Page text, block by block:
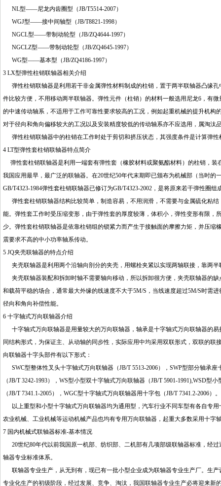
NL型——尼龙内齿圈型（JB/T5514-2007）
WGJ型——接中间轴型（JB/T8821-1998）
NGCL型——带制动轮型（JB/ZQ4644-1997）
NGCLZ型——带制动轮型（JB/ZQ4645-1997）
WG型——基本型（JB/ZQ4186-1997）
3 LX型弹性柱销联轴器相关介绍
弹性柱销联轴器是利用若干非金属弹性材料制成的柱销，置于两半联轴器凸缘
件比较方便，不用移动两半联轴器。弹性元件（柱销）的材料一般选用尼龙6，有
的中速传动轴系，不适用于工作可靠性要求较高的工况，例如起重机械的提升机
对于径向和角向偏移较大的工况以及安装精度较低的传动轴系亦不应选用，属淘汰
弹性柱销联轴器中的柱销在工作时处于剪切和挤压状态，其强度条件是计算弹
4 LT型弹性套柱销联轴器特点简介
弹性套柱销联轴器是利用一端套有弹性套（橡胶材料或聚氨酯材料）的柱销，
我国应用最早，最广泛的联轴器。在20世纪50年代末期即已颁布为机械部（当时
GB/T4323-1984弹性套柱销联轴器已修订为GB/T4323-2002，是将原来若干弹性圈
弹性套柱销联轴器结构比较简单，制造容易，不用润滑，不需要与金属硫化粘
能。弹性套工作时受压缩变形，由于弹性套的厚度较薄，体积小，弹性变形有限
少。弹性套柱销联轴器是依靠柱销组的锁紧力而产生于接触面的摩擦力矩，并压
震要求不高的中小功率轴系传动。
5 JQ夹壳联轴器的特点介绍
夹壳联轴器是利用两个沿轴向剖分的夹壳，用螺栓夹紧以实现两轴联接，靠两
夹壳联轴器装配和拆卸时轴不需要轴向移动，所以拆卸很方便，夹壳联轴器的
和载荷平稳的场合，通常最大外缘的线速度不大于5M/S，当线速度超过5M/S时需
径向和角向补偿性能。
6 十字轴式万向联轴器介绍
十字轴式万向联轴器是用量较大的万向联轴器，轴承是十字轴式万向联轴器的
同结构形式，为保证主、从动轴的同步性，实际应用中均采用双联形式，双联的
向联轴器十字头部件有以下形式：
SWC型整体性叉头十字轴式万向联轴器（JB/T 5513-2006），SWP型部分轴承
（JB/T 3242-1993），WS型小型双十字轴式万向联轴器（JB/T 5901-1991),WSD
（JB/T 7341.1-2005），WGC型十字轴式万向联轴器用十字包（JB/T 7341.2-2006）。
以上重型和小型十字轴式万向联轴器均为通用型，汽车行业不同车型有各自专
农业机械、工业机械等运动机械产品也均有专用万向联轴器，起重大多数采用十字
7 国内机械式联轴器标准-基本情况
20世纪80年代以前我国原一机部、纺织部、二机部有几项部级联轴器标准，经
轴器专业标准体系。
联轴器专业生产，从无到有，现已有一批小型企业成为联轴器专业生产厂。生
专业化生产的初级阶段，经过发展、竞争、淘汰，我国联轴器专业生产必将迎来